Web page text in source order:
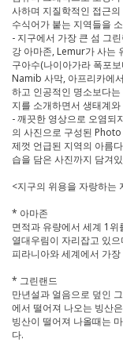
사하며 지질학적인 접근의
수식어가 붙는 지역들을
- 지구에서 가장 큰 섬 그
강 아마존, Lemur가 사는
구아수(나이아가라 폭포
Namib 사막, 아프리카에
하고 인공적인 명소보다
지를 소개하면서 생태계
- 깨끗한 영상으로 오염되
의 사진으로 구성된
제껏 언급된 지역의 아름
습을 담은 사진까지 담겨
<지구의 위용을 자랑하는
* 아마존
면적과 유량에서 세계 1위
열대우림이 자리잡고 있
피라니아와 세계에서 가
* 그린랜드
만년설과 얼음으로 덮인
에서 떨어져 나오는 빙산
빙산이 떨어져 나올때는
다.